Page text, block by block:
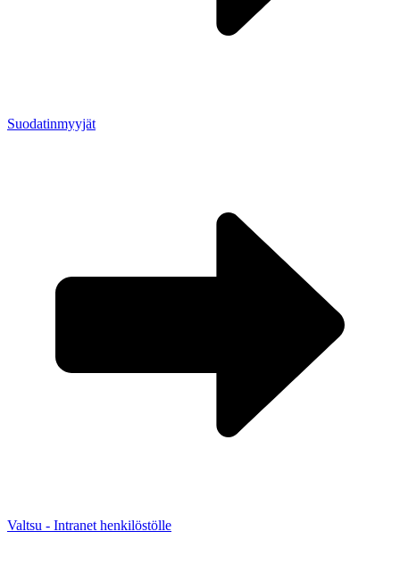
Suodatinmyyjät
Valtsu - Intranet henkilöstölle